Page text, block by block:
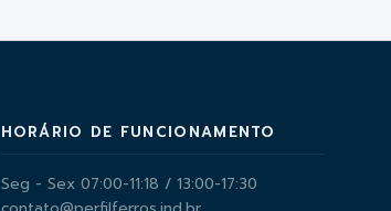
HORÁRIO DE FUNCIONAMENTO
Seg - Sex 07:00-11:18 / 13:00-17:30